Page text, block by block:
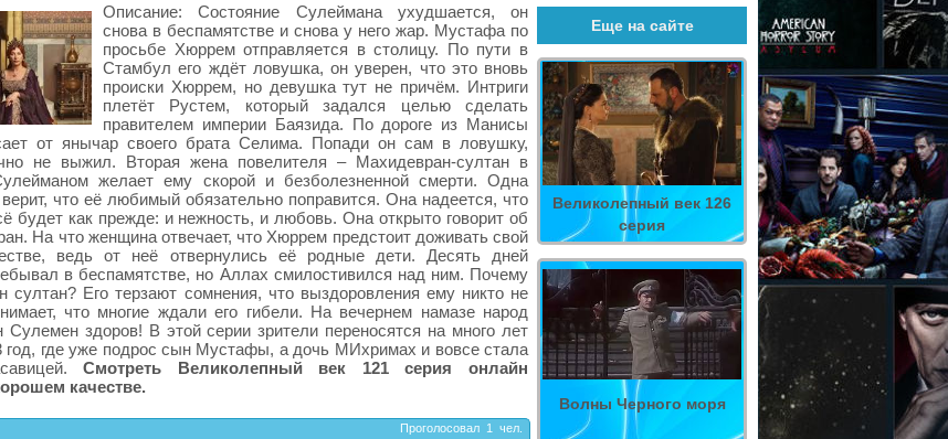
Еще на сайте
Великолепный век 126
серия
Волны Черного моря
Описание: Состояние Сулеймана ухудшается, он
снова в беспамятстве и снова у него жар. Мустафа по
просьбе Хюррем отправляется в столицу. По пути в
Стамбул его ждёт ловушка, он уверен, что это вновь
происки Хюррем, но девушка тут не причём. Интриги
плетёт Рустем, который задался целью сделать
правителем империи Баязида. По дороге из Манисы
от янычар своего брата Селима. Попади он сам в ловушку,
не выжил. Вторая жена повелителя – Махидевран-султан в
желает ему скорой и безболезненной смерти. Одна
что её любимый обязательно поправится. Она надеется, что
будет как прежде: и нежность, и любовь. Она открыто говорит об
На что женщина отвечает, что Хюррем предстоит доживать свой
ведь от неё отвернулись её родные дети. Десять дней
в беспамятстве, но Аллах смилостивился над ним. Почему
султан? Его терзают сомнения, что выздоровления ему никто не
что многие ждали его гибели. На вечернем намазе народ
Сулемен здоров! В этой серии зрители переносятся на много лет
год, где уже подрос сын Мустафы, а дочь МИхримах и вовсе стала
Смотреть Великолепный век 121 серия онлайн
качестве.
Проголосовал 1 чел.